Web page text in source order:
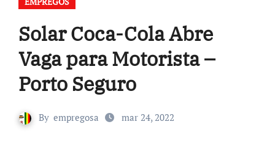
Solar Coca-Cola Abre
Vaga para Motorista –
Porto Seguro
By empregosa mar 24, 2022